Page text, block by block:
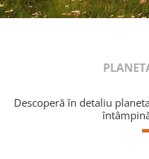
Descoperă în detaliu